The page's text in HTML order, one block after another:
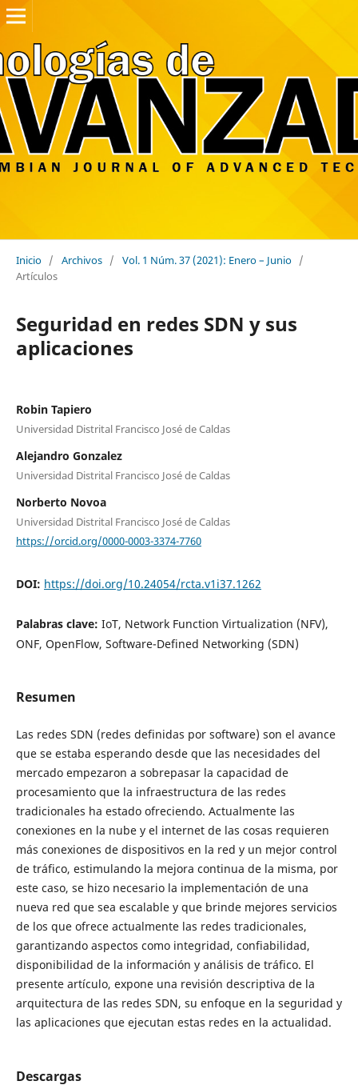
Inicio / Archivos / Vol. 1 Núm. 37 (2021): Enero – Junio /
Artículos
Seguridad en redes SDN y sus
aplicaciones
Robin Tapiero
Universidad Distrital Francisco José de Caldas
Alejandro Gonzalez
Universidad Distrital Francisco José de Caldas
Norberto Novoa
Universidad Distrital Francisco José de Caldas
https://orcid.org/0000-0003-3374-7760
DOI: https://doi.org/10.24054/rcta.v1i37.1262
Palabras clave: IoT, Network Function Virtualization (NFV),
ONF, OpenFlow, Software-Defined Networking (SDN)
Resumen
Las redes SDN (redes definidas por software) son el avance
que se estaba esperando desde que las necesidades del
mercado empezaron a sobrepasar la capacidad de
procesamiento que la infraestructura de las redes
tradicionales ha estado ofreciendo. Actualmente las
conexiones en la nube y el internet de las cosas requieren
más conexiones de dispositivos en la red y un mejor control
de tráfico, estimulando la mejora continua de la misma, por
este caso, se hizo necesario la implementación de una
nueva red que sea escalable y que brinde mejores servicios
de los que ofrece actualmente las redes tradicionales,
garantizando aspectos como integridad, confiabilidad,
disponibilidad de la información y análisis de tráfico. El
presente artículo, expone una revisión descriptiva de la
arquitectura de las redes SDN, su enfoque en la seguridad y
las aplicaciones que ejecutan estas redes en la actualidad.
Descargas